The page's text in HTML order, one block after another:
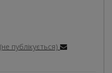
(не публікується)